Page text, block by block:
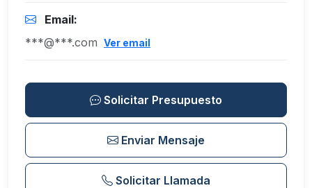
Email:
***@***.com Ver email
Solicitar Presupuesto
Enviar Mensaje
Solicitar Llamada